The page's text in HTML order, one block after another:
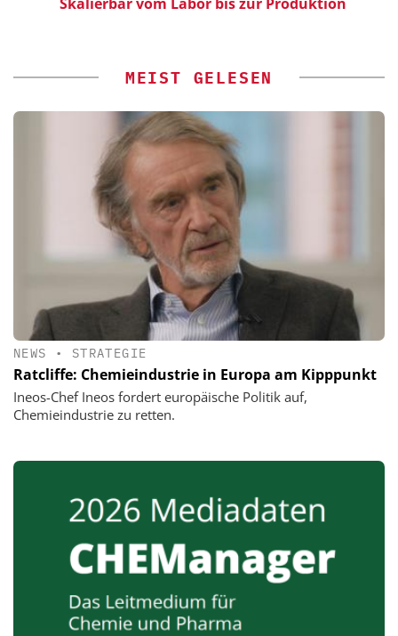
MEIST GELESEN
NEWS • STRATEGIE
Ratcliffe: Chemieindustrie in Europa am Kipppunkt
Ineos-Chef Ineos fordert europäische Politik auf,
Chemieindustrie zu retten.